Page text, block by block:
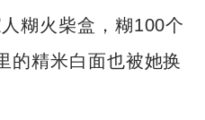
糊火柴盒，糊100个
的精米白面也被她换